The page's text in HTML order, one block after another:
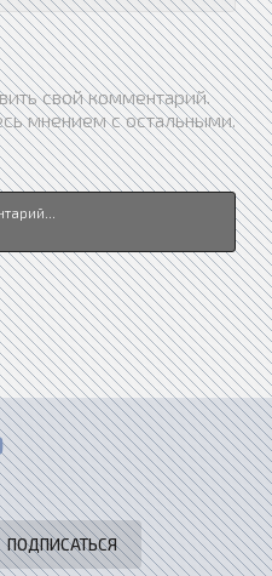
свой комментарий.
мнением с остальными.